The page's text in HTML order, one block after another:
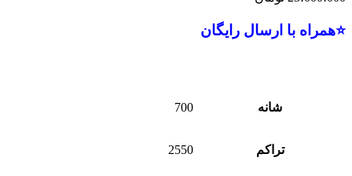
⭐همراه با ارسال رایگان
شانه 700
تراکم 2550